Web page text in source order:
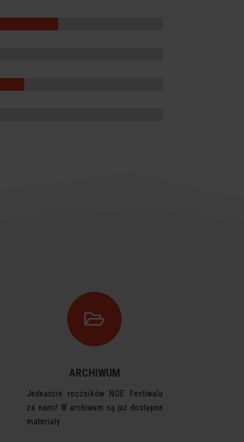

ARCHIWUM
Jednaście roczników NOE Festiwalu
za nami! W archiwum są już dostępne
materiały